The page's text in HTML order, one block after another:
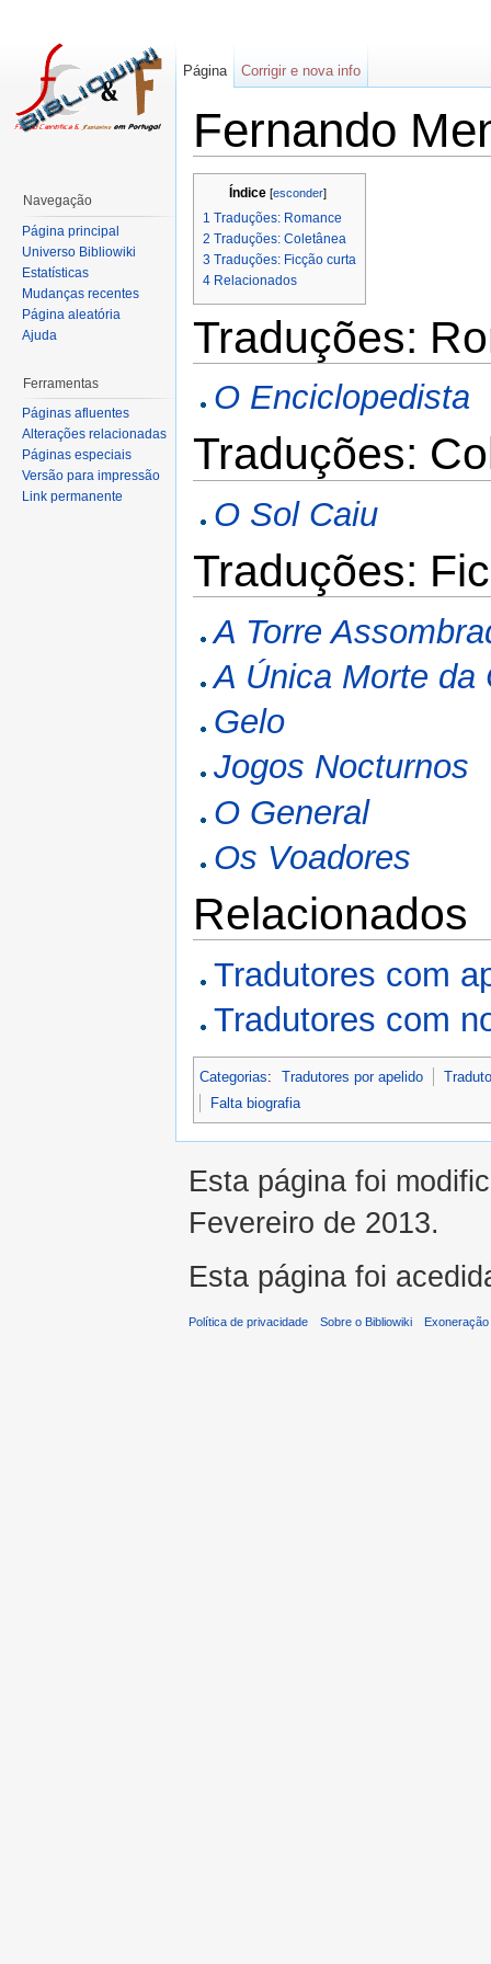
Fernando
Índice [esconder]
1 Traduções: Romance
2 Traduções: Coletânea
3 Traduções: Ficção curta
4 Relacionados
Traduções:
O Enciclopedista
Traduções:
O Sol Caiu
Traduções:
A Torre
A Única Morte da
Gelo
Jogos Nocturnos
O General
Os Voadores
Relacionados
Tradutores com
Tradutores com
Categorias: Tradutores por apelido
Falta biografia
Página Corrigir e nova info
Navegação
Página principal
Universo Bibliowiki
Estatísticas
Mudanças recentes
Página aleatória
Ajuda
Ferramentas
Páginas afluentes
Alterações relacionadas
Páginas especiais
Versão para impressão
Link permanente
Esta página foi
Fevereiro de 2013.
Esta página foi
Política de privacidade Sobre o Bibliowiki